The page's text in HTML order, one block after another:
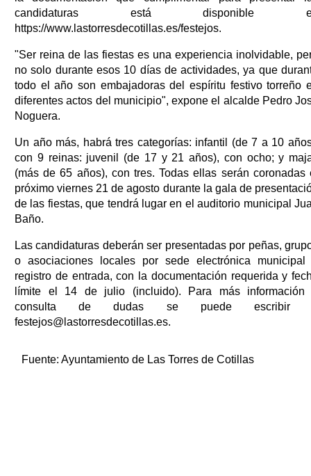
candidaturas está disponible
https://www.lastorresdecotillas.es/festejos.
"Ser reina de las fiestas es una experiencia inolvidable,
no solo durante esos 10 días de actividades, ya que
todo el año son embajadoras del espíritu festivo torreño
diferentes actos del municipio", expone el alcalde Pedro
Noguera.
Un año más, habrá tres categorías: infantil (de 7 a 10
con 9 reinas: juvenil (de 17 y 21 años), con ocho; y
(más de 65 años), con tres. Todas ellas serán coronadas
próximo viernes 21 de agosto durante la gala de
de las fiestas, que tendrá lugar en el auditorio municipal
Baño.
Las candidaturas deberán ser presentadas por peñas,
o asociaciones locales por sede electrónica municipal
registro de entrada, con la documentación requerida y
límite el 14 de julio (incluido). Para más información
consulta de dudas se puede escribir
festejos@lastorresdecotillas.es.
Fuente: Ayuntamiento de Las Torres de Cotillas